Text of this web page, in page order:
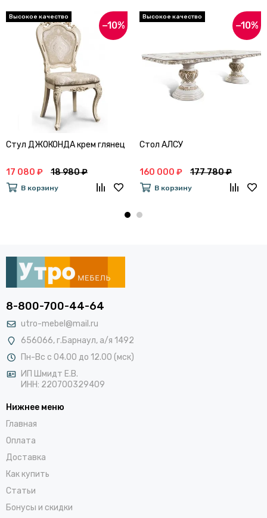
−10%
Стул ДЖОКОНДА крем глянец
17 080 ₽ 18 980 ₽
В корзину
−10%
Стол АЛСУ
160 000 ₽ 177 780 ₽
В корзину
8-800-700-44-64
utro-mebel@mail.ru
656066, г.Барнаул, а/я 1492
Пн-Вс с 04.00 до 12.00 (мск)
ИП Шмидт Е.В.
ИНН: 220700329409
Нижнее меню
Главная
Оплата
Доставка
Как купить
Статьи
Бонусы и скидки